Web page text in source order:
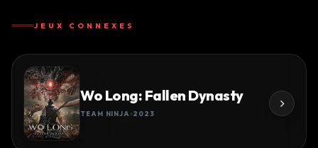
JEUX CONNEXES
Wo Long: Fallen Dynasty
TEAM NINJA 2023